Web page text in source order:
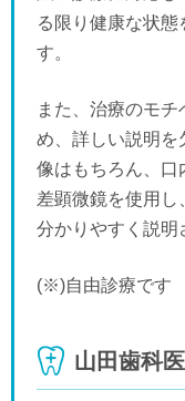
る限り健康な状態
す。
また、治療のモ
め、詳しい説明を
像はもちろん、口
差顕微鏡を使用し
分かりやすく説明
(※)自由診療です
山田歯科